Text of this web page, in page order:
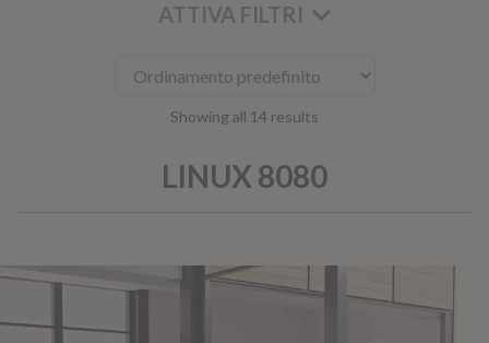
LINUX 8080
Showing all 14 results
ATTIVA FILTRI